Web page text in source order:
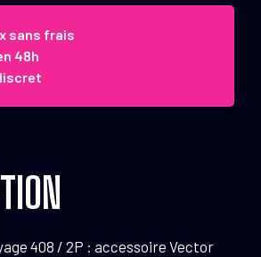
Vector
Optics
Cordon
de
sans frais
48h
408 / 2P : accessoire Vector